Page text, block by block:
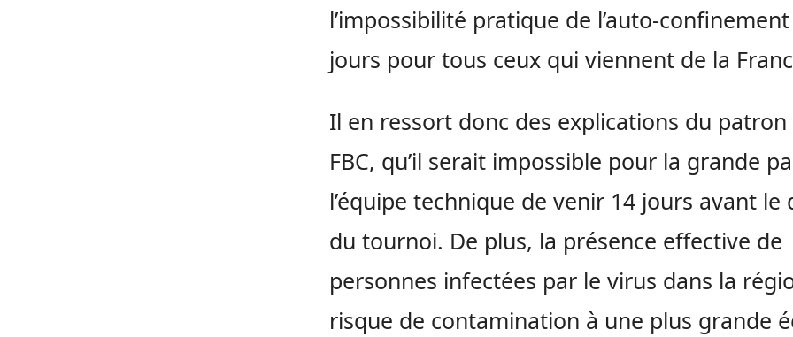
l’impossibilité pratique de l’auto-
jours pour tous ceux qui viennent de la
Il en ressort donc des explications du patron
FBC, qu’il serait impossible pour la grande
l’équipe technique de venir 14 jours avant le
du tournoi. De plus, la présence effective de
personnes infectées par le virus dans la
risque de contamination à une plus grande